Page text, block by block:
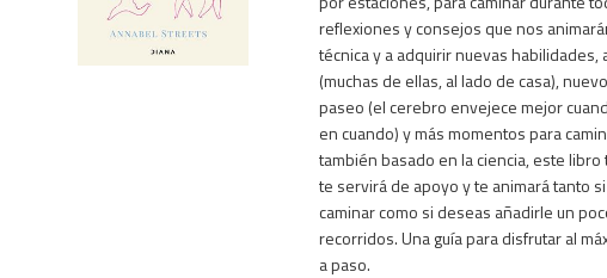
750
reflexiones y consejos que nos
técnica y a adquirir nuevas habilidades,
(muchas de ellas, al lado de casa),
paseo (el cerebro envejece mejor
en cuando) y más momentos para
también basado en la ciencia, este
te servirá de apoyo y te animará tanto
caminar como si deseas añadirle un
recorridos. Una guía para disfrutar al
a paso.